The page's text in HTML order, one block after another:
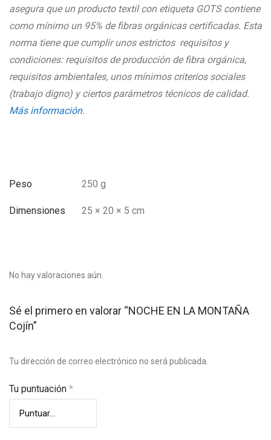
asegura que un producto textil con etiqueta GOTS contiene
como mínimo un 95% de fibras orgánicas certificadas. Esta
norma tiene que cumplir unos estrictos requisitos y
condiciones: requisitos de producción de fibra orgánica,
requisitos ambientales, unos mínimos criterios sociales
(trabajo digno) y ciertos parámetros técnicos de calidad.
Más información.
Peso 250 g
Dimensiones 25 × 20 × 5 cm
No hay valoraciones aún.
Sé el primero en valorar “NOCHE EN LA MONTAÑA
Cojín”
Tu dirección de correo electrónico no será publicada.
Tu puntuación *